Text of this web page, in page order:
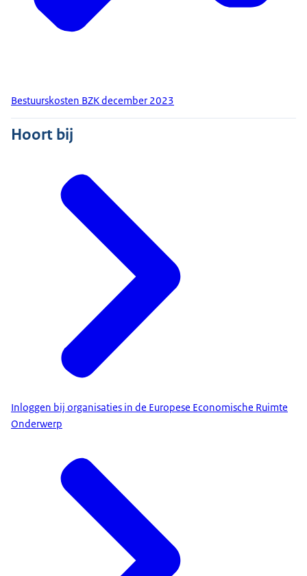
Bestuurskosten BZK december 2023
Hoort bij
Inloggen bij organisaties in de Europese Economische Ruimte
Onderwerp